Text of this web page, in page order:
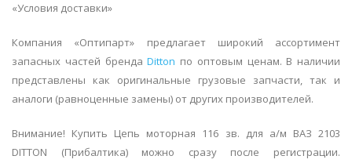
«Условия доставки»
Компания «Оптипарт» предлагает широкий ассортимент
запасных частей брендаDitton по оптовым ценам. В наличии
представлены как оригинальные грузовые запчасти, так и
аналоги (равноценные замены) от других производителей.
Внимание! Купить Цепь моторная 116 зв. для а/м ВАЗ 2103
DITTON (Прибалтика) можно сразу после регистрации.